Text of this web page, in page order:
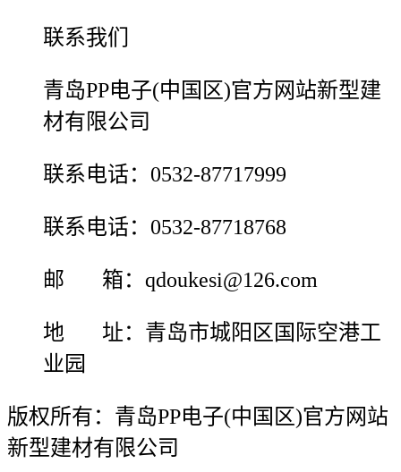
联系我们
青岛PP电子(中国区)官方网站新型建
材有限公司
联系电话：0532-87717999
联系电话：0532-87718768
邮 箱：qdoukesi@126.com
地 址：青岛市城阳区国际空港工
业园
版权所有：青岛PP电子(中国区)官方网站
新型建材有限公司